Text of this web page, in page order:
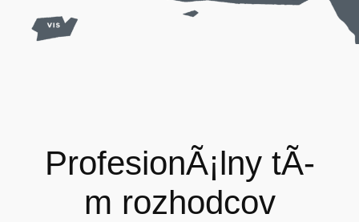
ProfesionÃ¡lny tÃ­
m rozhodcov